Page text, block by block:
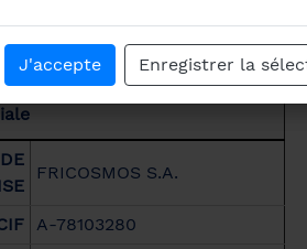
Politique de
confidentialité
FRICOSMOS S.A.
A-78103280
J'accepte Enregistrer la